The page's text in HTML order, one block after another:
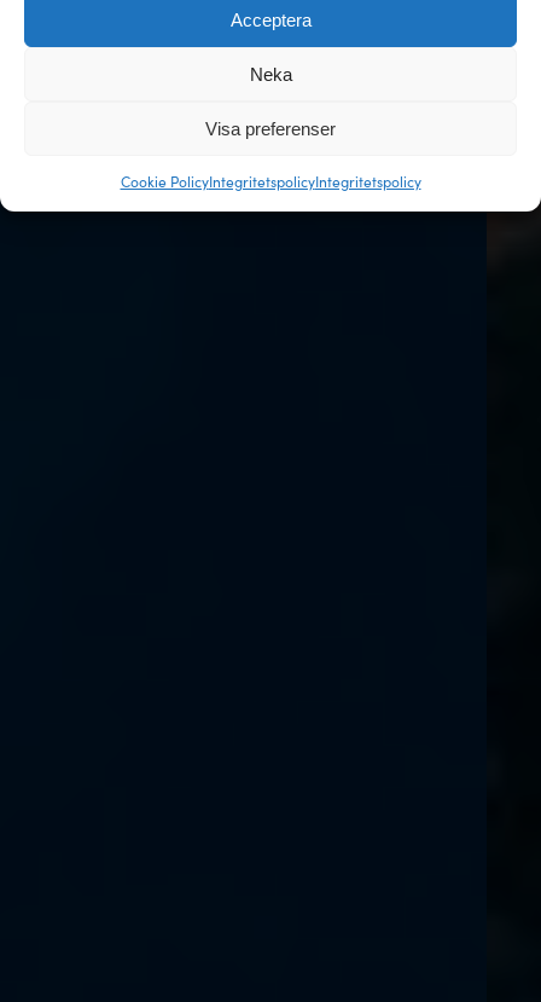
Acceptera
Neka
Visa preferenser
Cookie PolicyIntegritetspolicyIntegritetspolicy